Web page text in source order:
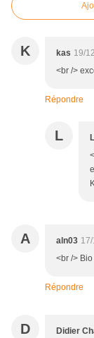
K kas 19/
<br />
Répondre
L
A aln03
<br />
Répondre
D Didier